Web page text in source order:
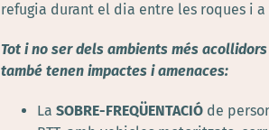
refugia durant el dia entre les roques i a
Tot i no ser dels ambients més
també tenen impactes i amenaces:
La SOBRE-FREQÜENTACIÓ de